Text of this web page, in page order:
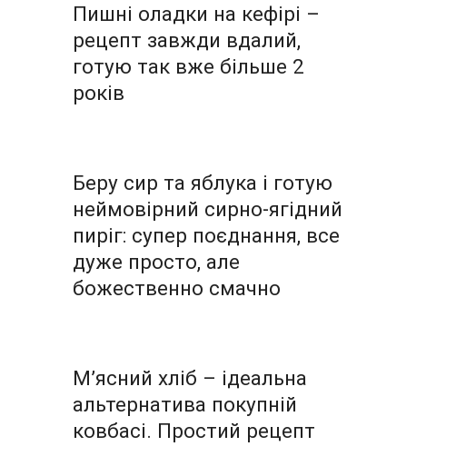
Пишні оладки на кефірі –
рецепт завжди вдалий,
готую так вже більше 2
років
Беру сир та яблука і готую
неймовірний сирно-ягідний
пиріг: супер поєднання, все
дуже просто, але
божественно смачно
М’ясний хліб – ідеальна
альтернатива покупній
ковбасі. Простий рецепт